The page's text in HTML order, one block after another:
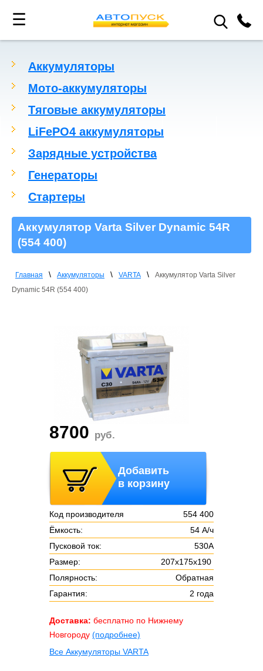
☰
Аккумуляторы
Мото-аккумуляторы
Тяговые аккумуляторы
LiFePO4 аккумуляторы
Зарядные устройства
Генераторы
Стартеры
Аккумулятор Varta Silver Dynamic 54R
(554 400)
Главная \ Аккумуляторы \ VARTA \
Аккумулятор Varta Silver
Dynamic 54R (554 400)
8700 руб.
Добавить
в корзину
Код производителя
554 400
Ёмкость:
54 А/ч
Пусковой ток:
530А
Размер:
207х175х190
Полярность:
Обратная
Гарантия:
2 года
Доставка: бесплатно по Нижнему
Новгороду (подробнее)
Все Аккумуляторы VARTA